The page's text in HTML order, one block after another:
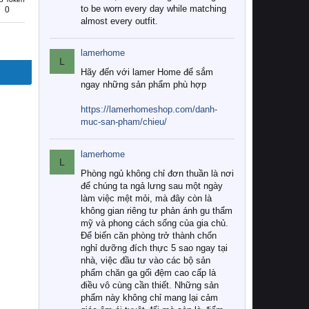
0
to be worn every day while matching
almost every outfit.
L
lamerhome
Hãy đến với lamer Home để sắm
ngay những sản phẩm phù hợp
https://lamerhomeshop.com/danh-
muc-san-pham/chieu/
L
lamerhome
Phòng ngủ không chỉ đơn thuần là nơi
để chúng ta ngả lưng sau một ngày
làm việc mệt mỏi, mà đây còn là
không gian riêng tư phản ánh gu thẩm
mỹ và phong cách sống của gia chủ.
Để biến căn phòng trở thành chốn
nghỉ dưỡng đích thực 5 sao ngay tại
nhà, việc đầu tư vào các bộ sản
phẩm chăn ga gối đệm cao cấp là
điều vô cùng cần thiết. Những sản
phẩm này không chỉ mang lại cảm